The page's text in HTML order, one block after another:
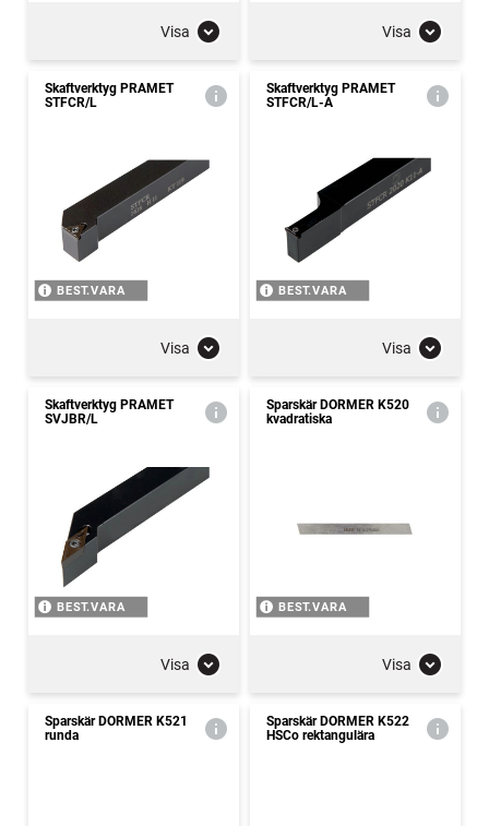
Visa Visa
Skaftverktyg PRAMET
STFCR/L
BEST.VARA
Visa
Skaftverktyg PRAMET
STFCR/L-A
BEST.VARA
Visa
Skaftverktyg PRAMET
SVJBR/L
BEST.VARA
Visa
Sparskär DORMER K520
kvadratiska
BEST.VARA
Visa
Sparskär DORMER K521
runda
Sparskär DORMER K522
HSCo rektangulära